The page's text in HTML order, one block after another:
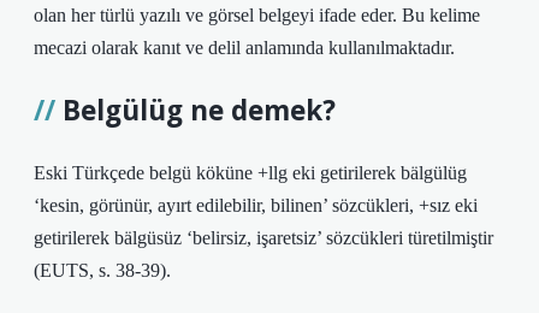
olan her türlü yazılı ve görsel belgeyi ifade eder. Bu kelime
mecazi olarak kanıt ve delil anlamında kullanılmaktadır.
Belgülüg ne demek?
Eski Türkçede belgü köküne +llg eki getirilerek bälgülüg
‘kesin, görünür, ayırt edilebilir, bilinen’ sözcükleri, +sız eki
getirilerek bälgüsüz ‘belirsiz, işaretsiz’ sözcükleri türetilmiştir
(EUTS, s. 38-39).